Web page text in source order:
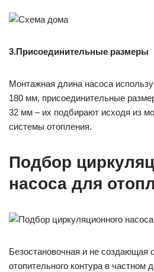
3.Присоединительные размеры
Монтажная длина насоса
180 мм, присоединительные
32 мм – их подбирают исходя из
системы отопления.
Подбор
насоса для
Безостановочная и не создающая
отопительного контура в частном